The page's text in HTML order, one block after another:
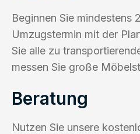
Beginnen Sie mindestens
Umzugstermin mit der
Sie alle zu
messen Sie große
Beratung
Nutzen Sie unsere